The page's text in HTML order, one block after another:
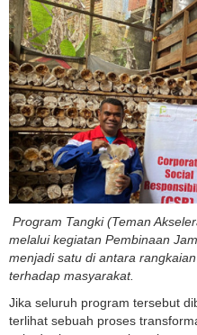
Program Tangki (Teman
melalui kegiatan Pembinaan
menjadi satu di antara
terhadap masyarakat.
Jika seluruh program tersebut
terlihat sebuah proses